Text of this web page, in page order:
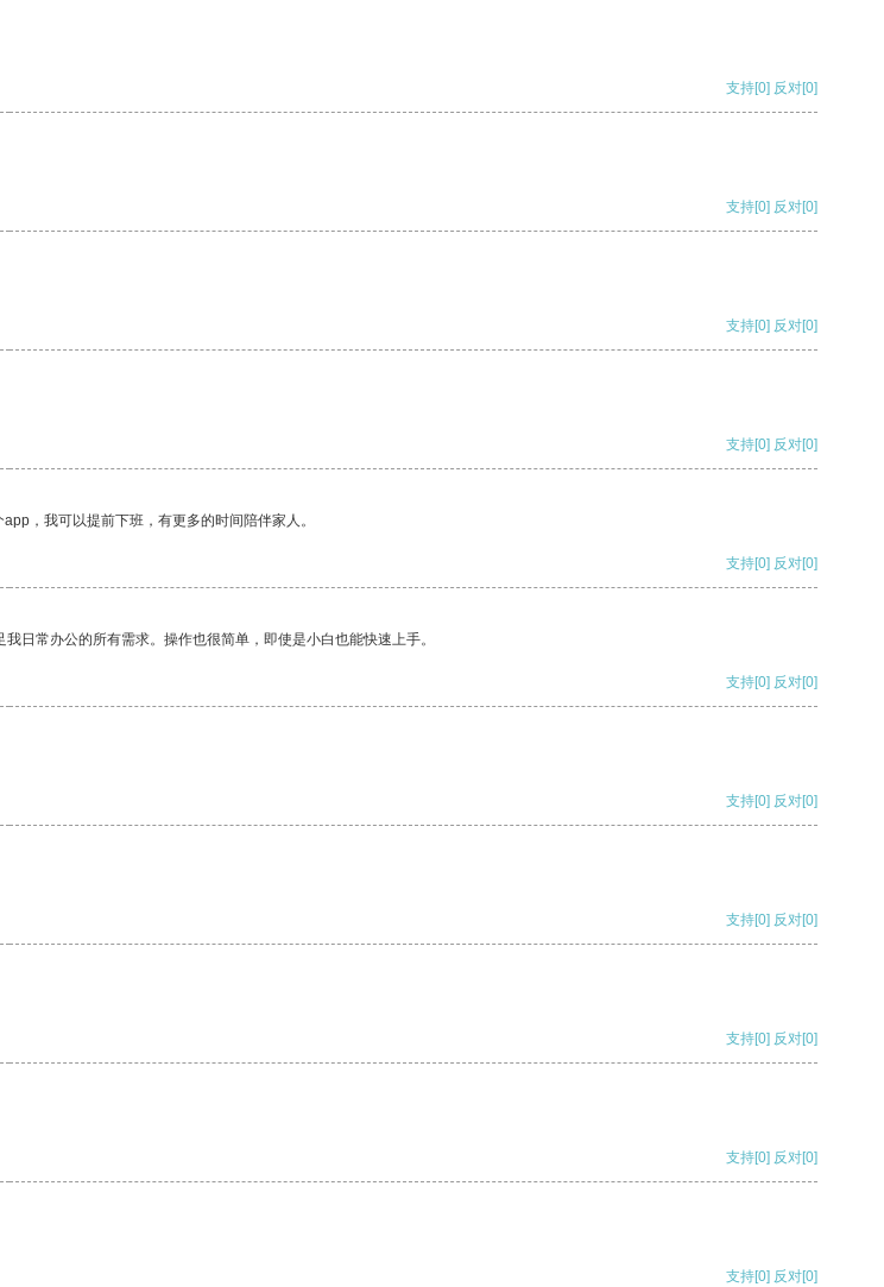
支持[0] 反对[0]
支持[0] 反对[0]
支持[0] 反对[0]
支持[0] 反对[0]
，我可以提前下班，有更多的时间陪伴家人。
支持[0] 反对[0]
日常办公的所有需求。操作也很简单，即使是小白也能快速上手。
支持[0] 反对[0]
支持[0] 反对[0]
支持[0] 反对[0]
支持[0] 反对[0]
支持[0] 反对[0]
支持[0] 反对[0]